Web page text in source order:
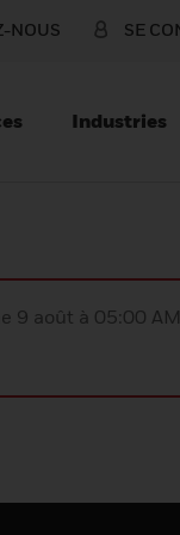
NOUS SE
Industries
août à 05:00